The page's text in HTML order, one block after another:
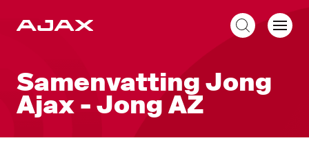
Samenvatting Jong
Ajax - Jong AZ